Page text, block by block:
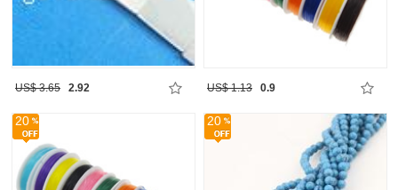
US$ 3.65 2.92 US$ 1.13 0.9
20 20